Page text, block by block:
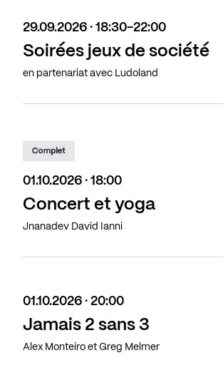
29.09.2026 · 18:30-22:00
Soirées jeux de société
en partenariat avec Ludoland
Complet
01.10.2026 · 18:00
Concert et yoga
Jnanadev David Ianni
01.10.2026 · 20:00
Jamais 2 sans 3
Alex Monteiro et Greg Melmer